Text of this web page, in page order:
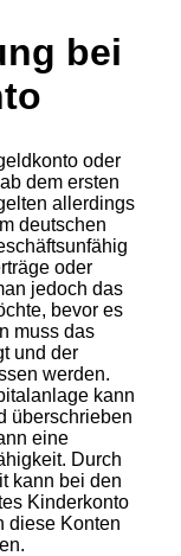
bei
oder
dem ersten
allerdings
deutschen
oder
jedoch das
bevor es
muss das
und der
werden.
kann
überschrieben
eine
Durch
kann bei den
Kinderkonto
diese Konten